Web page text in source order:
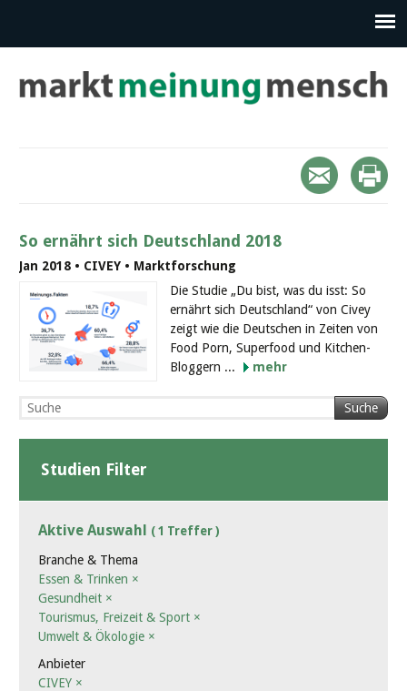
So ernährt sich Deutschland 2018
Jan 2018 • CIVEY • Marktforschung
Die Studie „Du bist, was du isst: So
ernährt sich Deutschland“ von Civey
zeigt wie die Deutschen in Zeiten von
Food Porn, Superfood und Kitchen-
Bloggern ...
mehr
Suche
Studien Filter
Aktive Auswahl ( 1 Treffer )
Branche & Thema
Essen & Trinken ×
Gesundheit ×
Tourismus, Freizeit & Sport ×
Umwelt & Ökologie ×
Anbieter
CIVEY ×